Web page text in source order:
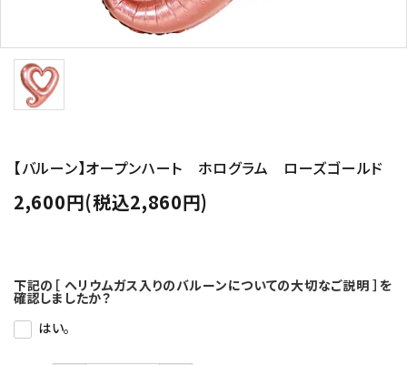
ようこそ ゲスト 様
meeting_room ログイン
【バルーン】オープンハート ホログラム ローズゴールド
2,600円(税込2,860円)
下記の［ ヘリウムガス入りのバルーンについての大切なご説明 ］を
確認しましたか？
はい。